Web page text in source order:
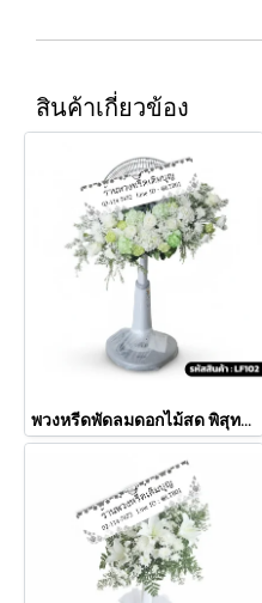
สินค้าเกี่ยวข้อง
พวงหรีดพัดลมดอกไม้สด พิสุทธิ์ (LF102)